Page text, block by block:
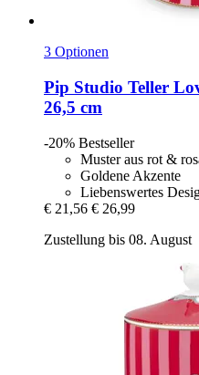
3 Optionen
Pip Studio Teller
26,5 cm
-20% Bestseller
Muster aus rot &
Goldene Akzente
Liebenswertes
€ 21,56 € 26,99
Zustellung bis 08. August